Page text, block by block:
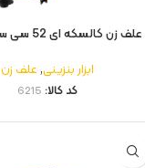
علف زن کالسکه ای 52 سی سی | 6215
ابزار بنزینی,علف زن
کد کالا: 6215